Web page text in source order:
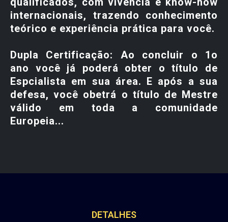
internacionais, trazendo conhecimento
teórico e experiência prática para você.
Dupla Certificação: Ao concluir o 1o
ano você já poderá obter o título de
Espcialista em sua área. E após a sua
defesa, você obetrá o título de Mestre
válido em toda a comunidade
Europeia...
DETALHES